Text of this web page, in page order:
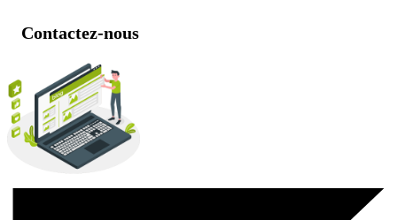
Contactez-nous